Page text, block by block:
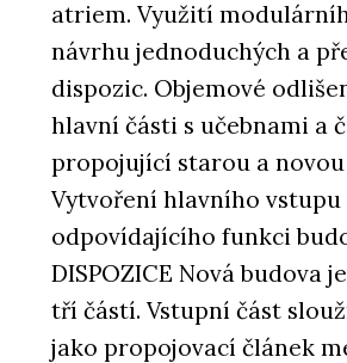
atriem. Využití
návrhu jednoduchých a
dispozic. Objemové
hlavní části s učebnami a
propojující starou a novou
Vytvoření hlavního vstupu
odpovídajícího funkci
DISPOZICE Nová budova
tří částí. Vstupní část
jako propojovací článek